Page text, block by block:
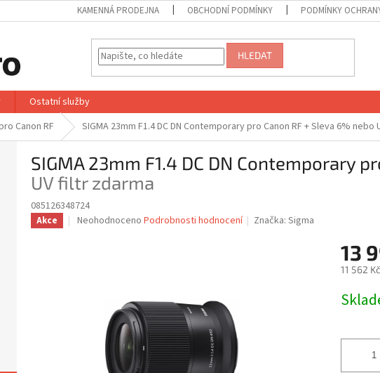
KAMENNÁ PRODEJNA OBCHODNÍ PODMÍNKY PODMÍNKY
HLEDAT
Ostatní služby
Canon RF SIGMA 23mm F1.4 DC DN Contemporary pro Canon RF + Sleva 6% nebo
SIGMA 23mm F1.4 DC DN Contemporary
UV filtr zdarma
085126348724
Akce
Průměrné
hvězdiček.
Neohodnoceno Podrobnosti hodnocení Značka:Sigma
13
11 562
cena: